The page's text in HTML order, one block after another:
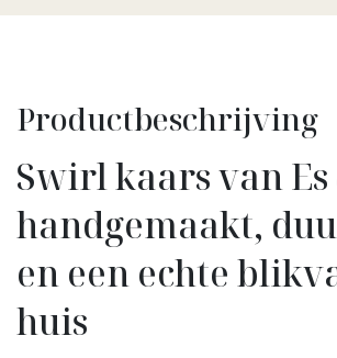
Productbeschrijving
Swirl kaars van Es
handgemaakt,
en een echte
huis